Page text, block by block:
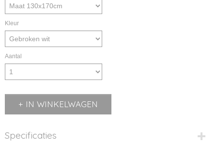
Kleur
Aantal
IN WINKELWAGEN
Specificaties